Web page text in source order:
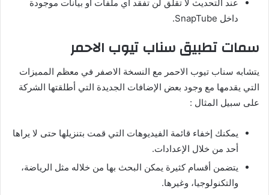
عند التحديث لا تقلق لن تفقد أي ملفات أو بيانات موجودة
داخل SnapTube.
سمات تطبيق سناب تيوب الاحمر
يتشابه سناب تيوب الاحمر مع النسخة الاصفر في معظم المميزات
التي يقدمها مع وجود بعض الإضافات الجديدة التي أطلقتها الشركة
على سبيل المثال :
يمكنك إخفاء قائمة الفيديوهات التي قمت بتنزيلها حتى لا يراها
أحد من خلال الإعدادات.
يتضمن أقسام كثيرة يمكن البحث بها من خلاله مثل الرياضة،
والتكنولوجيا، وغيرها.